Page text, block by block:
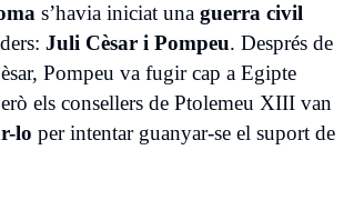
s’havia iniciat una guerra civil
Juli Cèsar i Pompeu. Després de
Pompeu va fugir cap a Egipte
els consellers de Ptolemeu XIII van
lo per intentar guanyar-se el suport de